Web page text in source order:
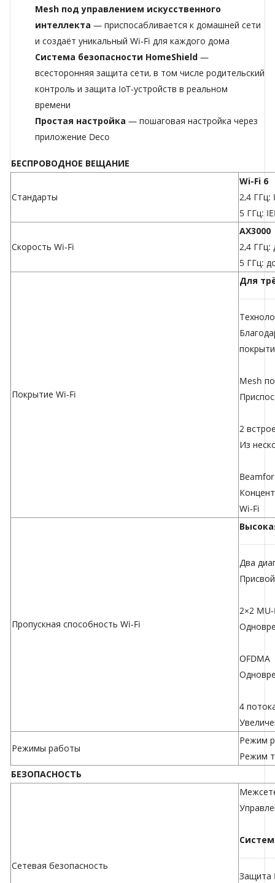
Mesh под управлением искусственного
интеллекта — приспосабливается к домашней сети
и создаёт уникальный Wi‑Fi для каждого дома
Система безопасности HomeShield —
всесторонняя защита сети, в том числе родительский
контроль и защита IoT-устройств в реальном
времени
Простая настройка — пошаговая настройка через
приложение Deco
БЕСПРОВОДНОЕ ВЕЩАНИЕ
Стандарты
Wi-Fi 6
2,4 ГГц:
5 ГГц:
Скорость Wi-Fi
AX3000
2,4 ГГц:
5 ГГц:
Покрытие Wi-Fi
Для
Mesh
2
Из
Wi-Fi
Пропускная способность Wi-Fi
Два
2×2
OFDMA
4
Режимы работы
Режим
Режим
БЕЗОПАСНОСТЬ
Сетевая безопасность
Защита